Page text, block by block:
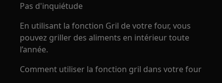
Pas d'inquiétude
En utilisant la fonction Gril de votre four, vous
pouvez griller des aliments en intérieur toute
l’année.
Comment utiliser la fonction gril dans votre four